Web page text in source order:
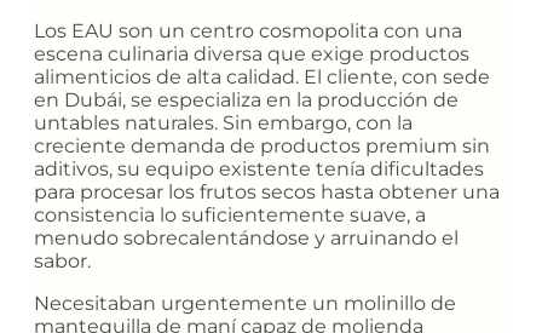
Los EAU son un centro cosmopolita con una
escena culinaria diversa que exige productos
alimenticios de alta calidad. El cliente, con sede
en Dubái, se especializa en la producción de
untables naturales. Sin embargo, con la
creciente demanda de productos premium sin
aditivos, su equipo existente tenía dificultades
para procesar los frutos secos hasta obtener una
consistencia lo suficientemente suave, a
menudo sobrecalentándose y arruinando el
sabor.
Necesitaban urgentemente un molinillo de
mantequilla de maní capaz de molienda